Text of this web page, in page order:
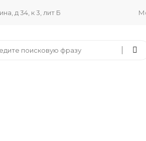
д 34, к 3, лит Б